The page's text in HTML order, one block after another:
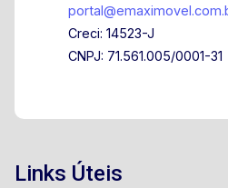
Creci: 14523-J
CNPJ: 71.561.005/0001-31
Links Úteis